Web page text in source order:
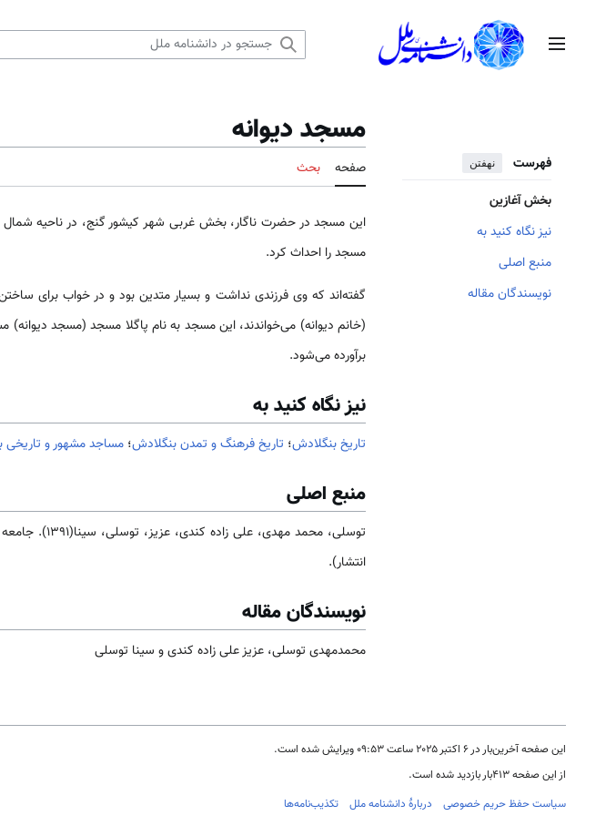
منوی اصلی
فهرست نهفتن
بخش آغازین
نیز نگاه کنید به
منبع اصلی
نویسندگان مقاله
مسجد دیوانه
صفحه بحث
این مسجد در حضرت ناگار، بخش غربی شهر کیشور گنج، در ناحیه
مسجد را احداث کرد.
گفته‌اند که وی فرزندی نداشت و بسیار متدین بود و در خواب برای
(خانم دیوانه) می‌خواندند، این مسجد به نام پاگلا مسجد (مسجد
برآورده می‌شود.
نیز نگاه کنید به
تاریخ بنگلادش؛ تاریخ فرهنگ و تمدن بنگلادش؛ مساجد مشهور و تاریخی
منبع اصلی
توسلی، محمد مهدی، علی زاده کندی، عزیز، توسلی، سینا(1391). جامعه و فرهنگ
انتشار).
نویسندگان مقاله
محمدمهدی توسلی، عزیز علی زاده کندی و سینا توسلی
این صفحه آخرین‌بار در ‏۶ اکتبر ۲۰۲۵ ساعت ‏۰۹:۵۳ ویرایش شده است.
از این صفحه ۴۱۳بار بازدید شده است.
سیاست حفظ حریم خصوصی
دربارهٔ دانشنامه ملل تکذیب‌نامه‌ها